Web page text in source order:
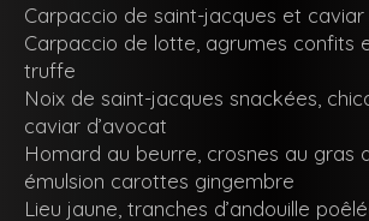
Carpaccio de saint-jacques et caviar
Carpaccio de lotte, agrumes confits
truffe
Noix de saint-jacques snackées,
caviar d’avocat
Homard au beurre, crosnes au gras
émulsion carottes gingembre
Lieu jaune, tranches d’andouille